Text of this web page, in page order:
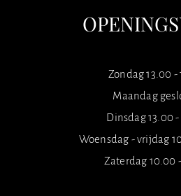
Zondag 13.00 -
Maandag
Dinsdag 13.00 -
Woensdag - vrijdag
Zaterdag 10.00